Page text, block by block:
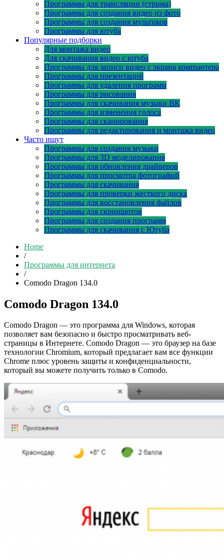
Программы для трансляции (стрима)
Программы для создания видео из фото
Программы для создания мультиков
Программы для ютуба
Популярные подборки
Для монтажа видео
Для скачивания видео с ютуба
Программы для записи видео с экрана компьютера
Программы для презентаций
Программы для удаления программ
Программы для рисования
Программы для скачивания музыки ВК
Программы для изменения голоса
Программы для сканирования
Программы для редактирования и монтажа видео
Часто ищут
Программы для создания музыки
Программы для 3D моделирования
Программы для обновления драйверов
Программы для просмотра фотографий
Программы для скачивания
Программы для проверки жесткого диска
Программы для восстановления файлов
Программы для скриншотов
Программы для создания программ
Программы для скачивания с Ютуба
Home
/
Программы для интернета
/
Comodo Dragon 134.0
Comodo Dragon 134.0
Comodo Dragon — это программа для Windows, которая
позволяет вам безопасно и быстро просматривать веб-
страницы в Интернете. Comodo Dragon — это браузер на базе
технологии Chromium, который предлагает вам все функции
Chrome плюс уровень защиты и конфиденциальности,
который вы можете получить только в Comodo.